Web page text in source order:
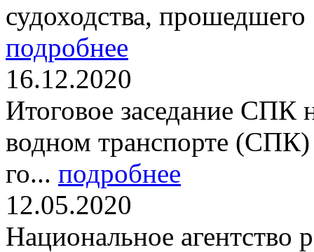
судоходства,
подробнее
16.12.2020
Итоговое заседание СПК
водном транспорте (СПК)
го... подробнее
12.05.2020
Национальное агентство